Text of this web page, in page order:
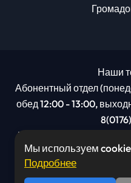
Наши
Абонентный отдел
обед 12:00 - 13:00,
Рекламный отдел
обед 12:00 - 13:00,
8(0176): 54 95 80,
Мы используем
Подробнее